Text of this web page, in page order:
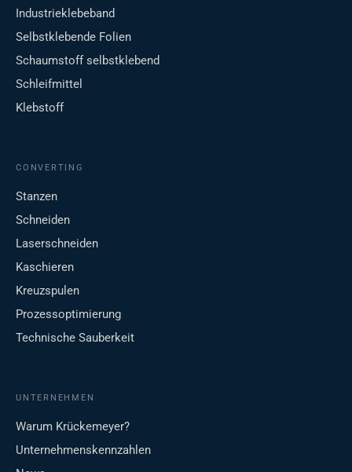
Industrieklebeband
Selbstklebende Folien
Schaumstoff selbstklebend
Schleifmittel
Klebstoff
CONVERTING
Stanzen
Schneiden
Laserschneiden
Kaschieren
Kreuzspulen
Prozessoptimierung
Technische Sauberkeit
UNTERNEHMEN
Warum Krückemeyer?
Unternehmenskennzahlen